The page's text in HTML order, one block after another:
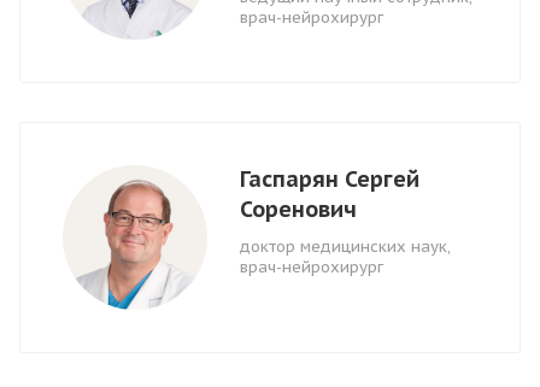
врач-нейрохирург
Гаспарян Сергей
Соренович
доктор медицинских наук,
врач-нейрохирург